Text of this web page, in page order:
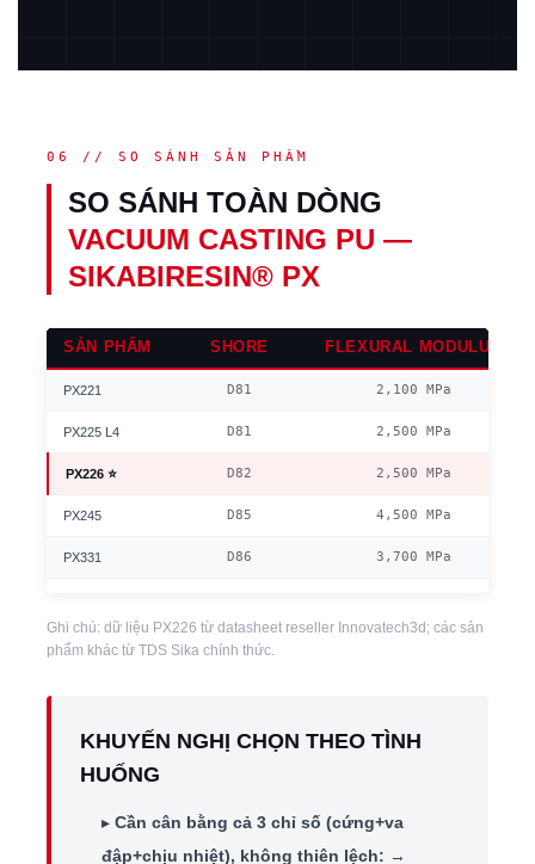
06 // SO SÁNH SẢN PHẨM
SO SÁNH TOÀN DÒNG
VACUUM CASTING PU —
SIKABIRESIN® PX
SẢN PHẨM SHORE FLEXURAL MODULUS
PX221 D81 2,100 MPa
PX225 L4 D81 2,500 MPa
PX226 ⭐ D82 2,500 MPa
PX245 D85 4,500 MPa
PX331 D86 3,700 MPa
Ghi chú: dữ liệu PX226 từ datasheet reseller Innovatech3d; các sản
phẩm khác từ TDS Sika chính thức.
KHUYẾN NGHỊ CHỌN THEO TÌNH
HUỐNG
▸Cần cân bằng cả 3 chỉ số (cứng+va
đập+chịu nhiệt), không thiên lệch: →